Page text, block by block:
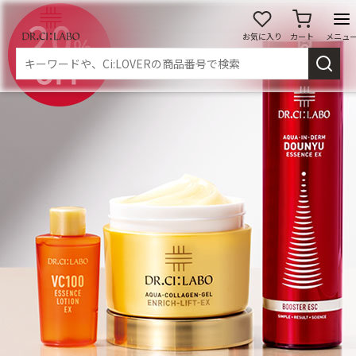
お気に入り カート メニュ
新規会員登録 ログイン
マイページ
商品カテゴリーから探す
メイク落とし 洗顔
角質・導入美容液 化粧水
乳液 美容液